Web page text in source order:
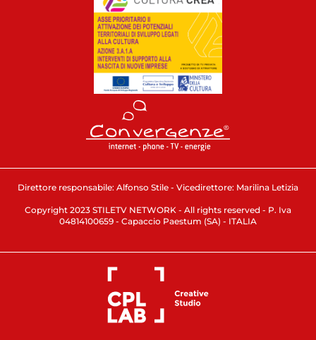
Direttore responsabile: Alfonso Stile - Vicedirettore: Marilina Letizia
Copyright 2023 STILETV NETWORK - All rights reserved - P. Iva
04814100659 - Capaccio Paestum (SA) - ITALIA